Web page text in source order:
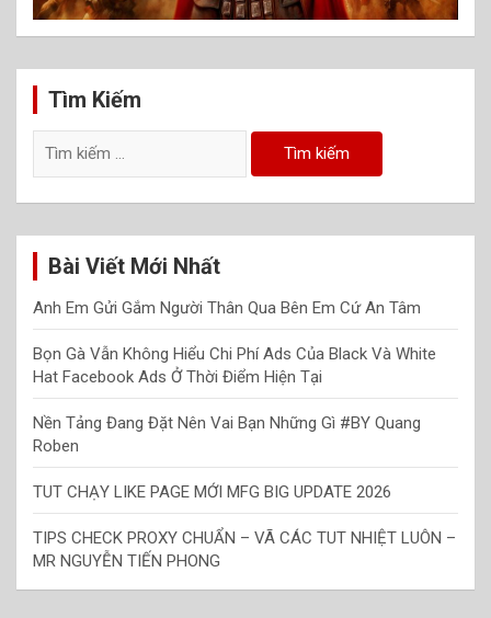
Tìm Kiếm
kiếm
Bài Viết Mới Nhất
Anh Em Gửi Gắm Người Thân Qua Bên Em Cứ An Tâm
Bọn Gà Vẫn Không Hiểu Chi Phí Ads Của Black Và White
Hat Facebook Ads Ở Thời Điểm Hiện Tại
Nền Tảng Đang Đặt Nên Vai Bạn Những Gì #BY Quang
Roben
TUT CHẠY LIKE PAGE MỚI MFG BIG UPDATE 2026
TIPS CHECK PROXY CHUẨN – VÃ CÁC TUT NHIỆT LUÔN –
MR NGUYỄN TIẾN PHONG